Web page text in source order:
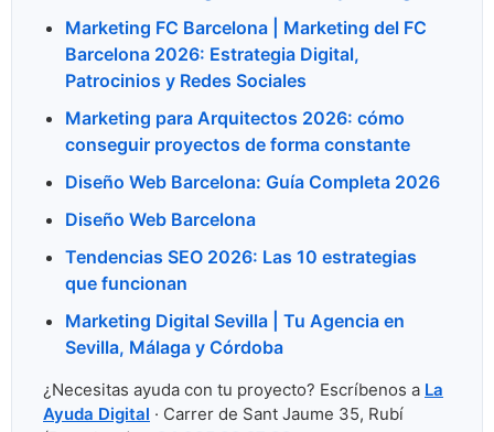
Marketing FC Barcelona | Marketing del FC
Barcelona 2026: Estrategia Digital,
Patrocinios y Redes Sociales
Marketing para Arquitectos 2026: cómo
conseguir proyectos de forma constante
Diseño Web Barcelona: Guía Completa 2026
Diseño Web Barcelona
Tendencias SEO 2026: Las 10 estrategias
que funcionan
Marketing Digital Sevilla | Tu Agencia en
Sevilla, Málaga y Córdoba
¿Necesitas ayuda con tu proyecto? Escríbenos a La
Ayuda Digital · Carrer de Sant Jaume 35, Rubí